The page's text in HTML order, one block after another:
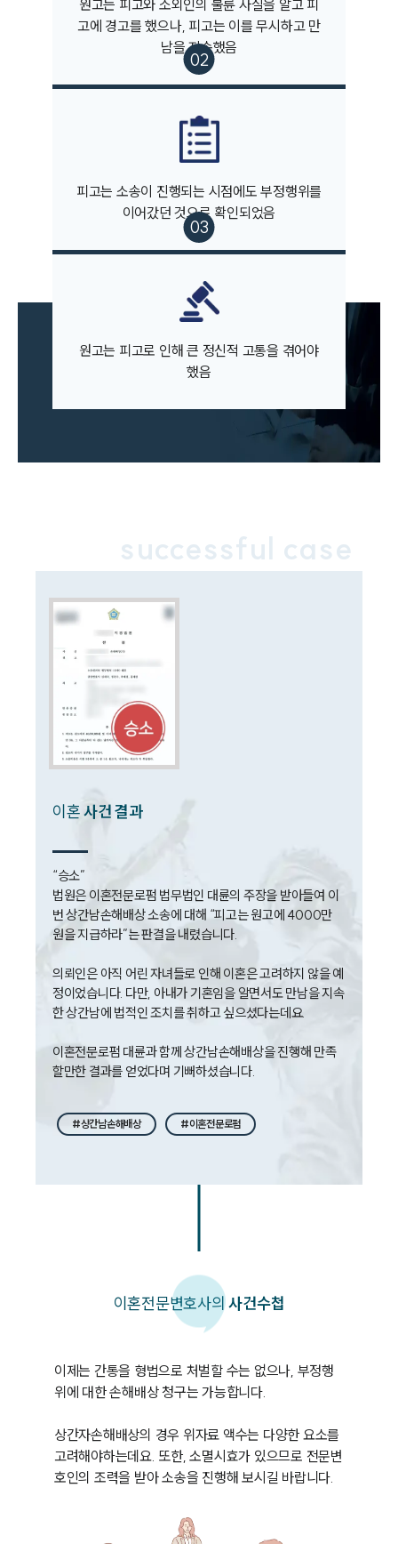
부소개
부소개
대륜의 강점
오시는 길
글로벌 파트너 로펌
고객의 소리
통합검색
AI대륜
업무사례
이혼 주요 업무사례
사례분석/최신동향
이혼 법률정보
법률지식인
이혼소송·상담후기
업무
구성원 소개
이혼전문변호사
법률 블로그
뉴스레터/브로슈어
대륜법률상담예약
원고는 피고와 소외인의 불륜 사실을 알고 피
고에 경고를 했으나, 피고는 이를 무시하고 만
남을 지속했음
피고는 소송이 진행되는 시점에도 부정행위를
이어갔던 것으로 확인되었음
원고는 피고로 인해 큰 정신적 고통을 겪어야
했음
successful case
이혼사건 결과
“승소”
법원은 이혼전문로펌 법무법인 대륜의 주장을 받아들여 이
번 상간남손해배상 소송에 대해 “피고는 원고에 4000만
원을 지급하라”는 판결을 내렸습니다.
의뢰인은 아직 어린 자녀들로 인해 이혼은 고려하지 않을 예
정이었습니다. 다만, 아내가 기혼임을 알면서도 만남을 지속
한 상간남에 법적인 조치를 취하고 싶으셨다는데요.
이혼전문로펌 대륜과 함께 상간남손해배상을 진행해 만족
할만한 결과를 얻었다며 기뻐하셨습니다.
#상간남손해배상 #이혼전문로펌
이혼전문변호사의사건수첩
이제는 간통을 형법으로 처벌할 수는 없으나, 부정행
위에 대한 손해배상 청구는 가능합니다.
상간자손해배상의 경우 위자료 액수는 다양한 요소를
고려해야하는데요. 또한, 소멸시효가 있으므로 전문변
호인의 조력을 받아 소송을 진행해 보시길 바랍니다.